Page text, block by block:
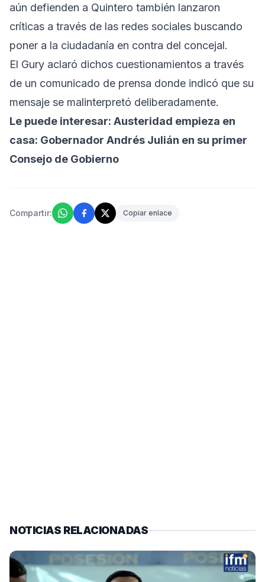
aún defienden a Quintero también lanzaron
críticas a través de las redes sociales buscando
poner a la ciudadanía en contra del concejal.
El Gury aclaró dichos cuestionamientos a través
de un comunicado de prensa donde indicó que su
mensaje se malinterpretó deliberadamente.
Le puede interesar: Austeridad empieza en
casa: Gobernador Andrés Julián en su primer
Consejo de Gobierno
Compartir: Copiar enlace
NOTICIAS RELACIONADAS